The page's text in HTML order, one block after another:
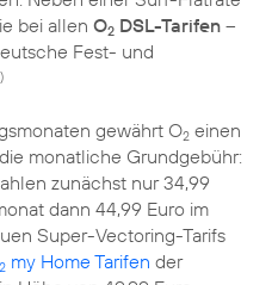
bei allen O2 DSL-Tarifen –
Fest- und
gewährt O2 einen
monatliche Grundgebühr:
zunächst nur 34,99
dann 44,99 Euro im
Super-Vectoring-Tarifs
2 my Home Tarifen der